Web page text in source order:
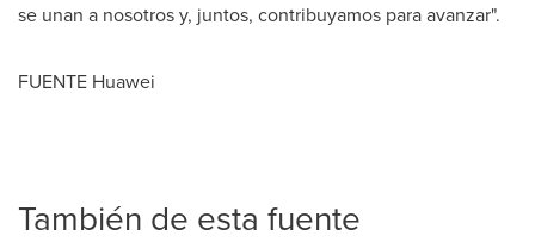
se unan a nosotros y, juntos, contribuyamos para avanzar".
FUENTE Huawei
También de esta fuente